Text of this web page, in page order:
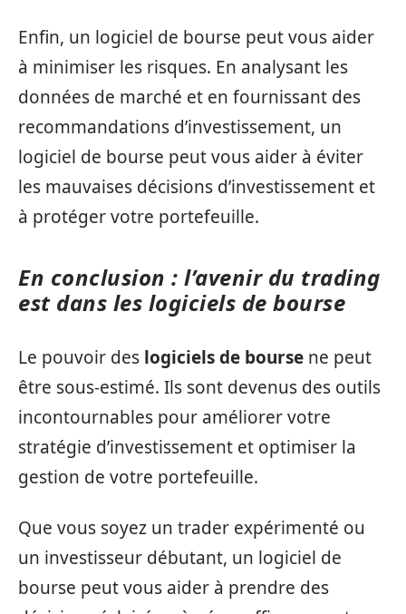
Enfin, un logiciel de bourse peut vous aider
à minimiser les risques. En analysant les
données de marché et en fournissant des
recommandations d’investissement, un
logiciel de bourse peut vous aider à éviter
les mauvaises décisions d’investissement et
à protéger votre portefeuille.
En conclusion : l’avenir du trading
est dans les logiciels de bourse
Le pouvoir des logiciels de bourse ne peut
être sous-estimé. Ils sont devenus des outils
incontournables pour améliorer votre
stratégie d’investissement et optimiser la
gestion de votre portefeuille.
Que vous soyez un trader expérimenté ou
un investisseur débutant, un logiciel de
bourse peut vous aider à prendre des